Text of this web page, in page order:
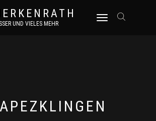
UND VIELES MEHR
NAVIGATION